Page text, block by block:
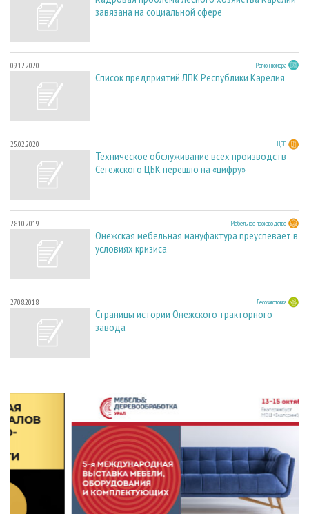
завязана на социальной сфере
09.12.2020 Регион номера
Список предприятий ЛПК Республики Карелия
25.02.2020 ЦБП
Техническое обслуживание всех производств
Сегежского ЦБК перешло на «цифру»
28.10.2019 Мебельное производство
Онежская мебельная мануфактура преуспевает в
условиях кризиса
27.08.2018 Лесозаготовка
Страницы истории Онежского тракторного
завода